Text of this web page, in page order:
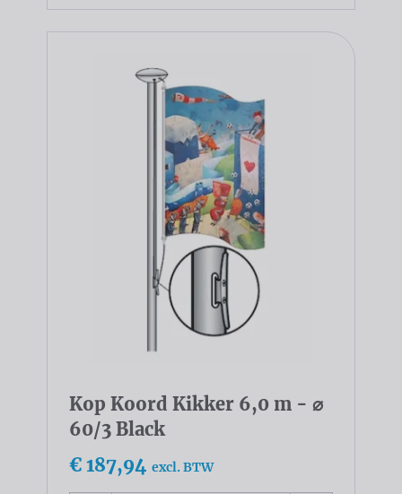
Kop Koord Kikker 6,0 m - ⌀
60/3 Black
€ 187,94 excl. BTW